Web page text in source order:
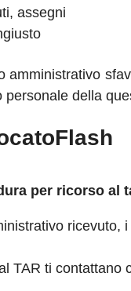
assegni
amministrativo
della
per ricorso al
ricevuto,
TAR ti contattano